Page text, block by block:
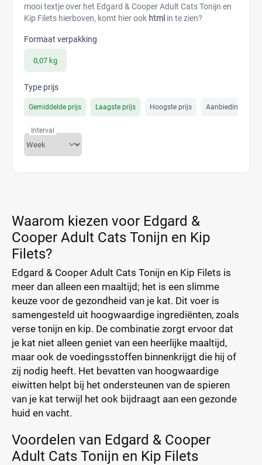
mooi textje over het Edgard & Cooper Adult Cats Tonijn en
Kip Filets hierboven, komt hier ook html in te zien?
Formaat verpakking
0,07 kg
Type prijs
Gemiddelde prijs Laagste prijs Hoogste prijs Aanbiedings prijs
Interval
Waarom kiezen voor Edgard &
Cooper Adult Cats Tonijn en Kip
Filets?
Edgard & Cooper Adult Cats Tonijn en Kip Filets is
meer dan alleen een maaltijd; het is een slimme
keuze voor de gezondheid van je kat. Dit voer is
samengesteld uit hoogwaardige ingrediënten, zoals
verse tonijn en kip. De combinatie zorgt ervoor dat
je kat niet alleen geniet van een heerlijke maaltijd,
maar ook de voedingsstoffen binnenkrijgt die hij of
zij nodig heeft. Het bevatten van hoogwaardige
eiwitten helpt bij het ondersteunen van de spieren
van je kat terwijl het ook bijdraagt aan een gezonde
huid en vacht.
Voordelen van Edgard & Cooper
Adult Cats Tonijn en Kip Filets